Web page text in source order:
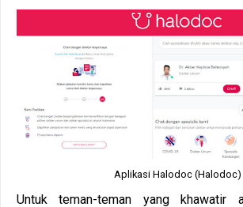
Aplikasi Halodoc (Halodoc)
Untuk teman-teman yang khawatir